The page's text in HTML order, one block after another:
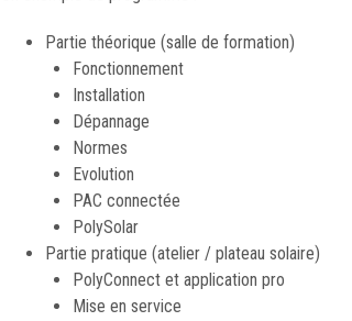
Partie théorique (salle de formation)
Fonctionnement
Installation
Dépannage
Normes
Evolution
PAC connectée
PolySolar
Partie pratique (atelier / plateau solaire)
PolyConnect et application pro
Mise en service